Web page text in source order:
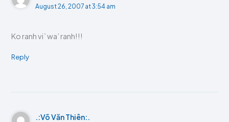
August 26, 2007 at 3:54 am
Ko ranh vi` wa’ ranh!!!
Reply
.:Võ Văn Thiên:.